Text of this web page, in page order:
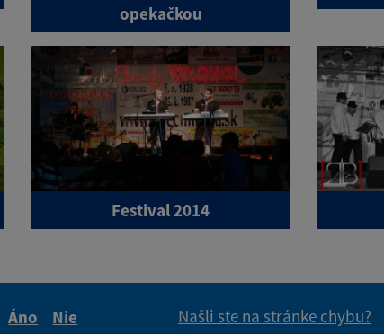
opekačkou
Festival 2014
Áno
Nie
Našli ste na stránke chybu?